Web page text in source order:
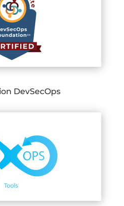
DevSecOps